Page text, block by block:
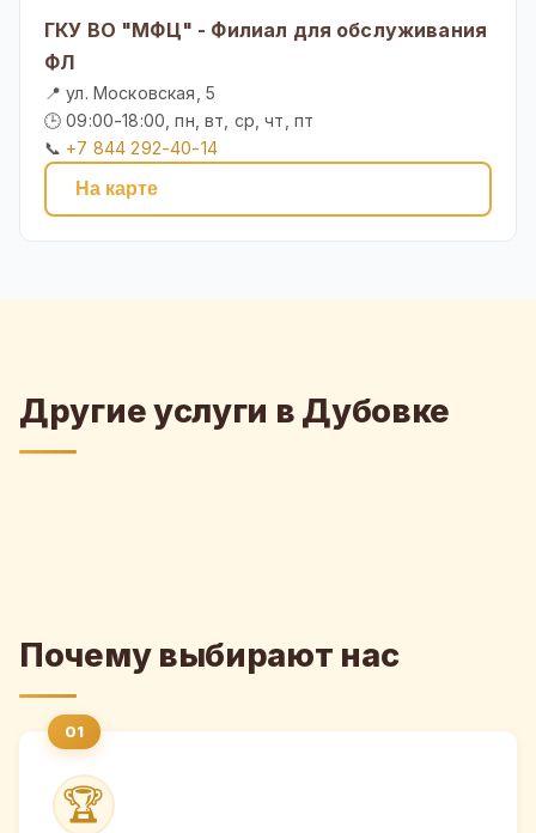
ГКУ ВО "МФЦ" - Филиал для обслуживания
ФЛ
📍 ул. Московская, 5
🕒 09:00-18:00, пн, вт, ср, чт, пт
📞 +7 844 292-40-14
На карте
Другие услуги в Дубовке
Почему выбирают нас
🏆